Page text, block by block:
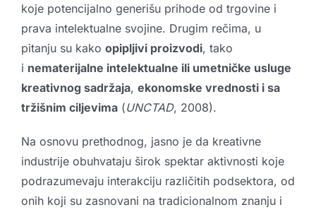
koje potencijalno generišu prihode od trgovine i
prava intelektualne svojine. Drugim rečima, u
pitanju su kako opipljivi proizvodi, tako
i nematerijalne intelektualne ili umetničke usluge
kreativnog sadržaja, ekonomske vrednosti i sa
tržišnim ciljevima(UNCTAD, 2008).
Na osnovu prethodnog, jasno je da kreativne
industrije obuhvataju širok spektar aktivnosti koje
podrazumevaju interakciju različitih podsektora, od
onih koji su zasnovani na tradicionalnom znanju i